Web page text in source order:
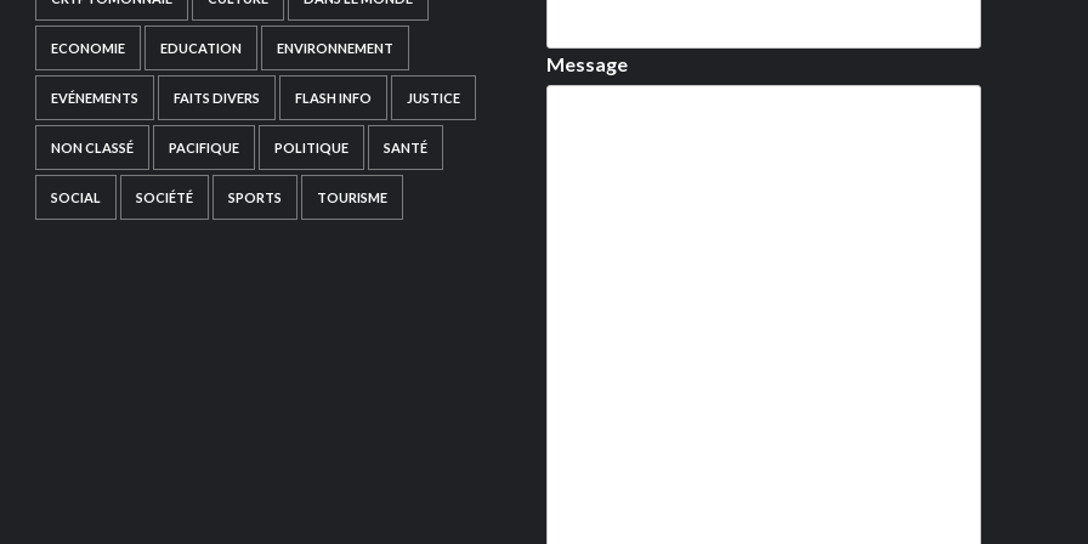
ECONOMIE EDUCATION ENVIRONNEMENT
EVÉNEMENTS FAITS DIVERS FLASH INFO JUSTICE
NON CLASSÉ PACIFIQUE POLITIQUE SANTÉ
SOCIAL SOCIÉTÉ SPORTS TOURISME
Message